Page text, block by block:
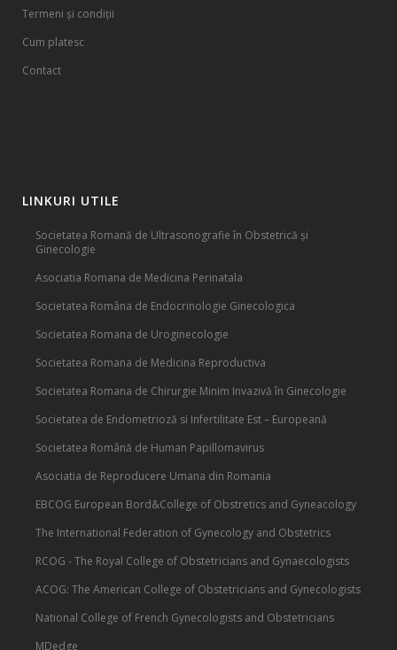
Termeni și condiții
Cum platesc
Contact
LINKURI UTILE
Societatea Romană de Ultrasonografie în Obstetrică și
Ginecologie
Asociatia Romana de Medicina Perinatala
Societatea Româna de Endocrinologie Ginecologica
Societatea Romana de Uroginecologie
Societatea Romana de Medicina Reproductiva
Societatea Romana de Chirurgie Minim Invazivă în Ginecologie
Societatea de Endometrioză si Infertilitate Est – Europeană
Societatea Română de Human Papillomavirus
Asociatia de Reproducere Umana din Romania
EBCOG European Bord&College of Obstretics and Gyneacology
The International Federation of Gynecology and Obstetrics
RCOG - The Royal College of Obstetricians and Gynaecologists
ACOG: The American College of Obstetricians and Gynecologists
National College of French Gynecologists and Obstetricians
MDedge